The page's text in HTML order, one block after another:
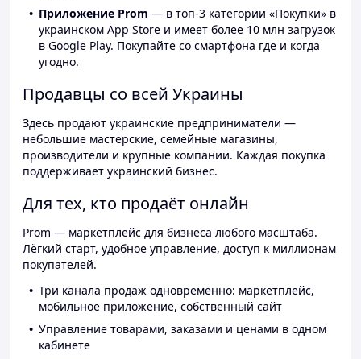
Приложение Prom — в топ-3 категории «Покупки» в
украинском App Store и имеет более 10 млн загрузок
в Google Play. Покупайте со смартфона где и когда
угодно.
Продавцы со всей Украины
Здесь продают украинские предприниматели —
небольшие мастерские, семейные магазины,
производители и крупные компании. Каждая покупка
поддерживает украинский бизнес.
Для тех, кто продаёт онлайн
Prom — маркетплейс для бизнеса любого масштаба.
Лёгкий старт, удобное управление, доступ к миллионам
покупателей.
Три канала продаж одновременно: маркетплейс,
мобильное приложение, собственный сайт
Управление товарами, заказами и ценами в одном
кабинете